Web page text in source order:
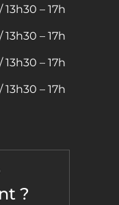
13h30 – 17h
13h30 – 17h
13h30 – 17h
13h30 – 17h
?